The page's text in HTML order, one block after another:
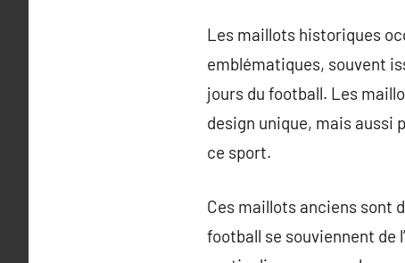
Les maillots historiques
emblématiques, souvent
jours du football. Les
design unique, mais aussi
ce sport.
Ces maillots anciens sont
football se souviennent de